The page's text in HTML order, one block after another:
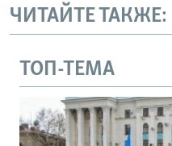
ЧИТАЙТЕ ТАКЖЕ:
ТОП-ТЕМА